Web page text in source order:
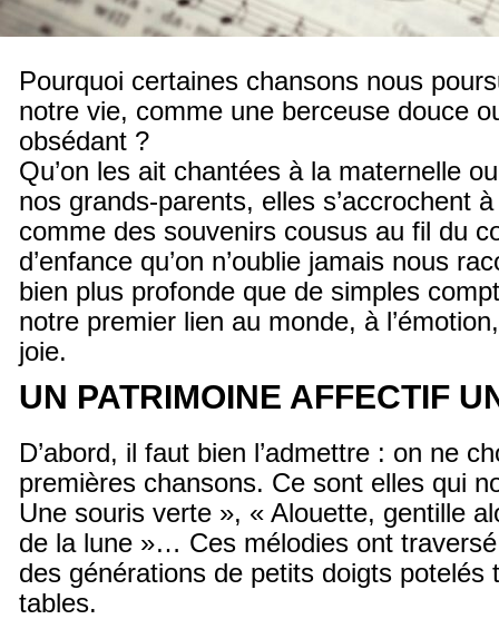
Pourquoi certaines chansons nous
notre vie, comme une berceuse douce
obsédant ?
Qu’on les ait chantées à la maternelle
nos grands-parents, elles s’accrochent
comme des souvenirs cousus au fil du
d’enfance qu’on n’oublie jamais nous
bien plus profonde que de simples
notre premier lien au monde, à
joie.
UN PATRIMOINE AFFECTIF
D’abord, il faut bien l’admettre : on ne
premières chansons. Ce sont elles qui
Une souris verte », « Alouette, gentille
de la lune »… Ces mélodies ont
des générations de petits doigts potelés
tables.